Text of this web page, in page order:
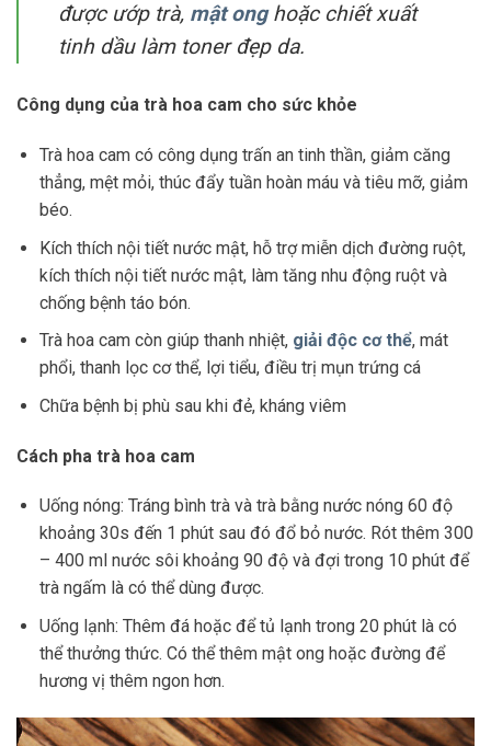
được ướp trà, mật onghoặc chiết xuất
tinh dầu làm toner đẹp da.
Công dụng của trà hoa cam cho sức khỏe
Trà hoa cam có công dụng trấn an tinh thần, giảm căng
thẳng, mệt mỏi, thúc đẩy tuần hoàn máu và tiêu mỡ, giảm
béo.
Kích thích nội tiết nước mật, hỗ trợ miễn dịch đường ruột,
kích thích nội tiết nước mật, làm tăng nhu động ruột và
chống bệnh táo bón.
Trà hoa cam còn giúp thanh nhiệt, giải độc cơ thể, mát
phổi, thanh lọc cơ thể, lợi tiểu, điều trị mụn trứng cá
Chữa bệnh bị phù sau khi đẻ, kháng viêm
Cách pha trà hoa cam
Uống nóng: Tráng bình trà và trà bằng nước nóng 60 độ
khoảng 30s đến 1 phút sau đó đổ bỏ nước. Rót thêm 300
– 400 ml nước sôi khoảng 90 độ và đợi trong 10 phút để
trà ngấm là có thể dùng được.
Uống lạnh: Thêm đá hoặc để tủ lạnh trong 20 phút là có
thể thưởng thức. Có thể thêm mật ong hoặc đường để
hương vị thêm ngon hơn.